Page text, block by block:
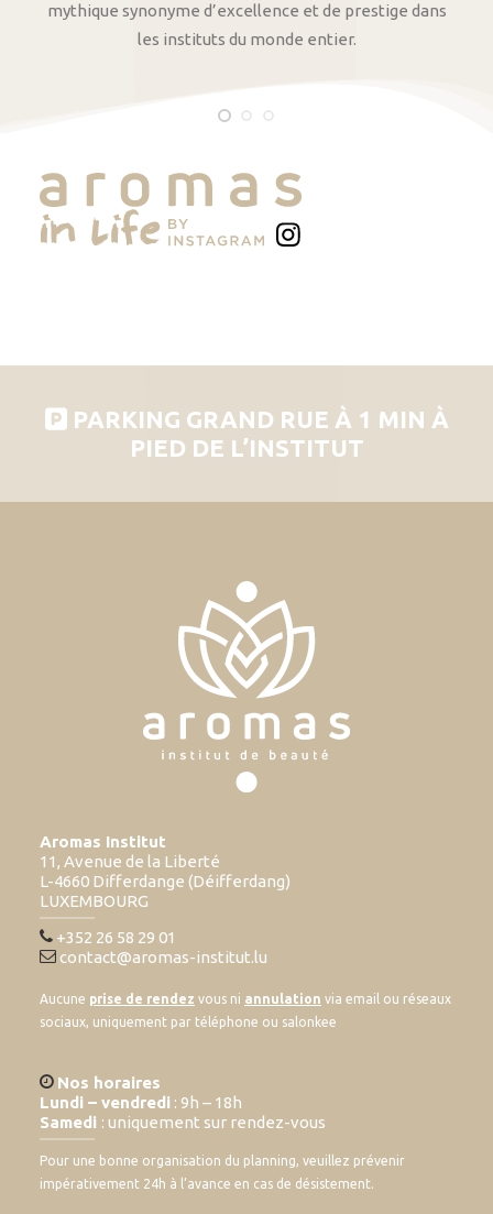
mythique synonyme d’excellence et de prestige dans
les instituts du monde entier.
PARKING GRAND RUE À 1 MIN À
PIED DE L’INSTITUT
Aromas Institut
11, Avenue de la Liberté
L-4660 Differdange (Déifferdang)
LUXEMBOURG
+352 26 58 29 01
contact@aromas-institut.lu
Aucune prise de rendez vous ni annulation via email ou réseaux
sociaux, uniquement par téléphone ou salonkee
Nos horaires
Lundi – vendredi : 9h – 18h
Samedi : uniquement sur rendez-vous
Pour une bonne organisation du planning, veuillez prévenir
impérativement 24h à l’avance en cas de désistement.